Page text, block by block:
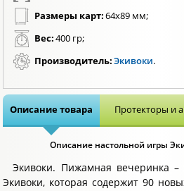
Размеры карт:64х89 мм;
Вес:400 гр;
Производитель:Экивоки.
Описание товара Протекторы и
Описание настольной игры
Экивоки. Пижамная вечеринка
Экивоки, которая содержит 90